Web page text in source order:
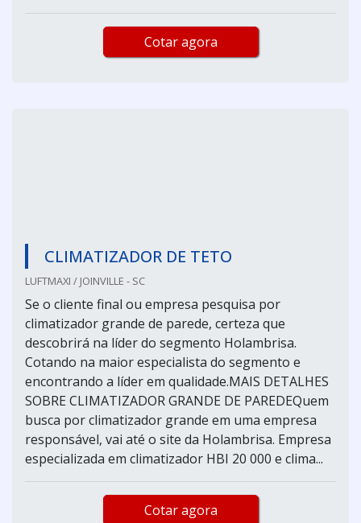
Cotar agora
CLIMATIZADOR DE TETO
LUFTMAXI / JOINVILLE - SC
Se o cliente final ou empresa pesquisa por
climatizador grande de parede, certeza que
descobrirá na líder do segmento Holambrisa.
Cotando na maior especialista do segmento e
encontrando a líder em qualidade.MAIS DETALHES
SOBRE CLIMATIZADOR GRANDE DE PAREDEQuem
busca por climatizador grande em uma empresa
responsável, vai até o site da Holambrisa. Empresa
especializada em climatizador HBI 20 000 e clima...
Cotar agora